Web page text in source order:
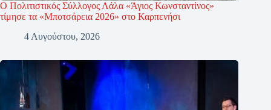
Ο Πολιτιστικός Σύλλογος Λάλα «Άγιος Κωνσταντίνος»
τίμησε τα «Μποτσάρεια 2026» στο Καρπενήσι
4 Αυγούστου, 2026